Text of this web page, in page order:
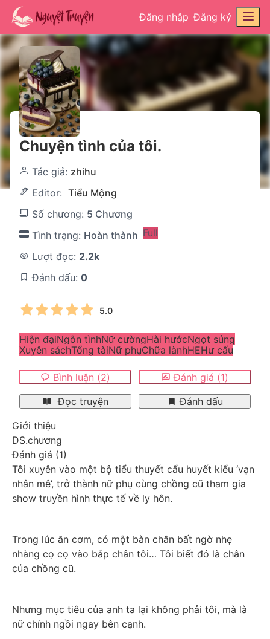
Đăng nhập Đăng ký
Chuyện tình của tôi.
Tác giả: zhihu
Editor: Tiểu Mộng
Số chương: 5 Chương
Tình trạng: Hoàn thành Full
Lượt đọc: 2.2k
Đánh dấu: 0
5.0
Hiện đạiNgôn tìnhNữ cườngHài hướcNgọt sủng
Xuyên sáchTổng tàiNữ phụChữa lànhHEHư cấu
Bình luận (2) Đánh giá (1)
Đọc truyện
Đánh dấu
Giới thiệu
DS.chương
Đánh giá (1)
Tôi xuyên vào một bộ tiểu thuyết cẩu huyết kiểu ‘vạn
nhân mê’, trở thành nữ phụ cùng chồng cũ tham gia
show truyền hình thực tế về ly hôn.
Trong lúc ăn cơm, có một bàn chân bất ngờ nhẹ
nhàng cọ cọ vào bắp chân tôi… Tôi biết đó là chân
của chồng cũ.
Nhưng mục tiêu của anh ta lại không phải tôi, mà là
nữ chính ngồi ngay bên cạnh.